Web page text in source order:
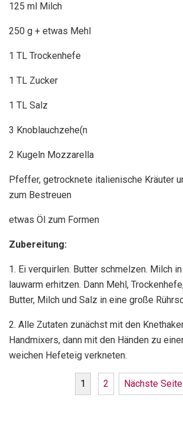
125 ml Milch
250 g + etwas Mehl
1 TL Trockenhefe
1 TL Zucker
1 TL Salz
3 Knoblauchzehe(n
2 Kugeln Mozzarella
Pfeffer, getrocknete italienische Kräuter
zum Bestreuen
etwas Öl zum Formen
Zubereitung:
1. Ei verquirlen. Butter schmelzen. Milch
lauwarm erhitzen. Dann Mehl,
Butter, Milch und Salz in eine große
2. Alle Zutaten zunächst mit den
Handmixers, dann mit den Händen zu
weichen Hefeteig verkneten.
1 2 Nächste